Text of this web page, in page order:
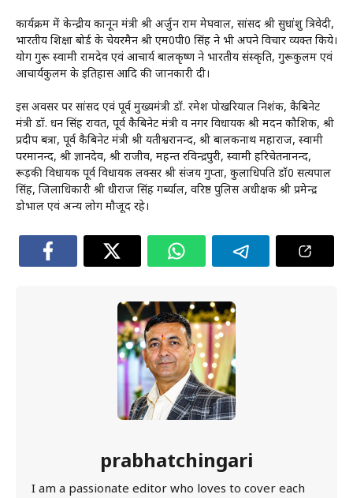
कार्यक्रम में केन्द्रीय कानून मंत्री श्री अर्जुन राम मेघवाल, सांसद श्री सुधांशु त्रिवेदी,
भारतीय शिक्षा बोर्ड के चेयरमैन श्री एम0पी0 सिंह ने भी अपने विचार व्यक्त किये।
योग गुरू स्वामी रामदेव एवं आचार्य बालकृष्ण ने भारतीय संस्कृति, गुरूकुलम एवं
आचार्यकुलम के इतिहास आदि की जानकारी दी।
इस अवसर पर सांसद एवं पूर्व मुख्यमंत्री डॉ. रमेश पोखरियाल निशंक, कैबिनेट
मंत्री डॉ. धन सिंह रावत, पूर्व कैबिनेट मंत्री व नगर विधायक श्री मदन कौशिक, श्री
प्रदीप बत्रा, पूर्व कैबिनेट मंत्री श्री यतीश्वरानन्द, श्री बालकनाथ महाराज, स्वामी
परमानन्द, श्री ज्ञानदेव, श्री राजीव, महन्त रविन्द्रपुरी, स्वामी हरिचेतनानन्द,
रूड़की विधायक पूर्व विधायक लक्सर श्री संजय गुप्ता, कुलाधिपति डॉ0 सत्यपाल
सिंह, जिलाधिकारी श्री धीराज सिंह गर्ब्याल, वरिष्ठ पुलिस अधीक्षक श्री प्रमेन्द्र
डोभाल एवं अन्य लोग मौजूद रहे।
prabhatchingari
I am a passionate editor who loves to cover each